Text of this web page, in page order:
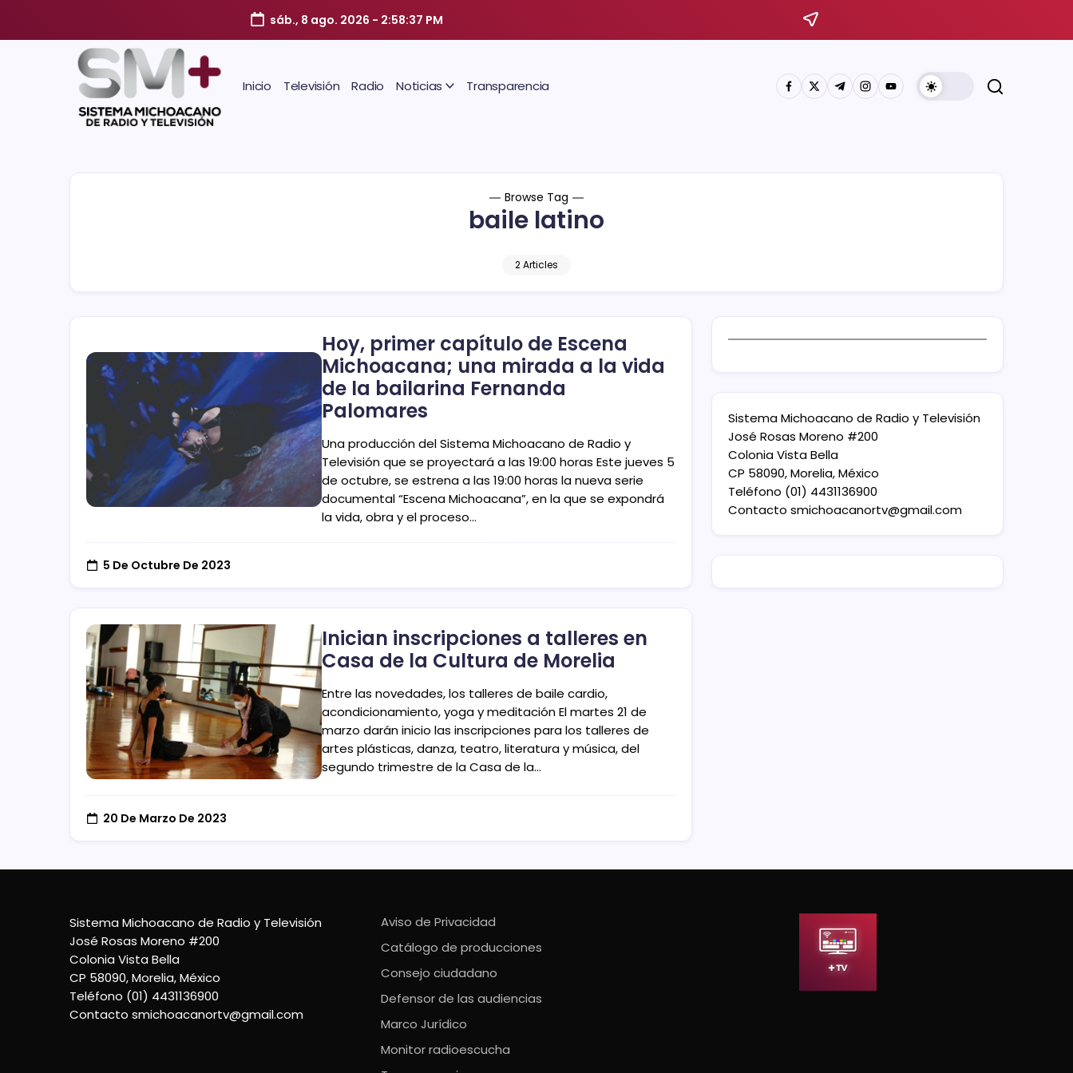
sáb., 8 ago. 2026 - 2:58:37 PM
Inicio Televisión Radio Noticias Transparencia
Browse Tag
baile latino
2 Articles
Hoy, primer capítulo de Escena
Michoacana; una mirada a la vida
de la bailarina Fernanda
Palomares
Una producción del Sistema Michoacano de Radio y
Televisión que se proyectará a las 19:00 horas Este jueves 5
de octubre, se estrena a las 19:00 horas la nueva serie
documental “Escena Michoacana”, en la que se expondrá
la vida, obra y el proceso…
5 De Octubre De 2023
Inician inscripciones a talleres en
Casa de la Cultura de Morelia
Entre las novedades, los talleres de baile cardio,
acondicionamiento, yoga y meditación El martes 21 de
marzo darán inicio las inscripciones para los talleres de
artes plásticas, danza, teatro, literatura y música, del
segundo trimestre de la Casa de la…
20 De Marzo De 2023
Sistema Michoacano de Radio y Televisión
José Rosas Moreno #200
Colonia Vista Bella
CP 58090, Morelia, México
Teléfono (01) 4431136900
Contacto smichoacanortv@gmail.com
Sistema Michoacano de Radio y Televisión
José Rosas Moreno #200
Colonia Vista Bella
CP 58090, Morelia, México
Teléfono (01) 4431136900
Contacto smichoacanortv@gmail.com
Aviso de Privacidad
Catálogo de producciones
Consejo ciudadano
Defensor de las audiencias
Marco Jurídico
Monitor radioescucha